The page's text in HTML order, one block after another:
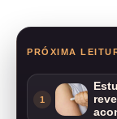
PRÓXIMA
1